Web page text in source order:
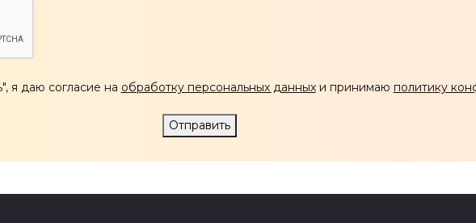
я даю согласие на обработку персональных данныхи принимаю политику
Отправить